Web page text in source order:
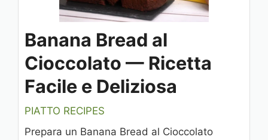
Banana Bread al
Cioccolato — Ricetta
Facile e Deliziosa
PIATTO RECIPES
Prepara un Banana Bread al Cioccolato